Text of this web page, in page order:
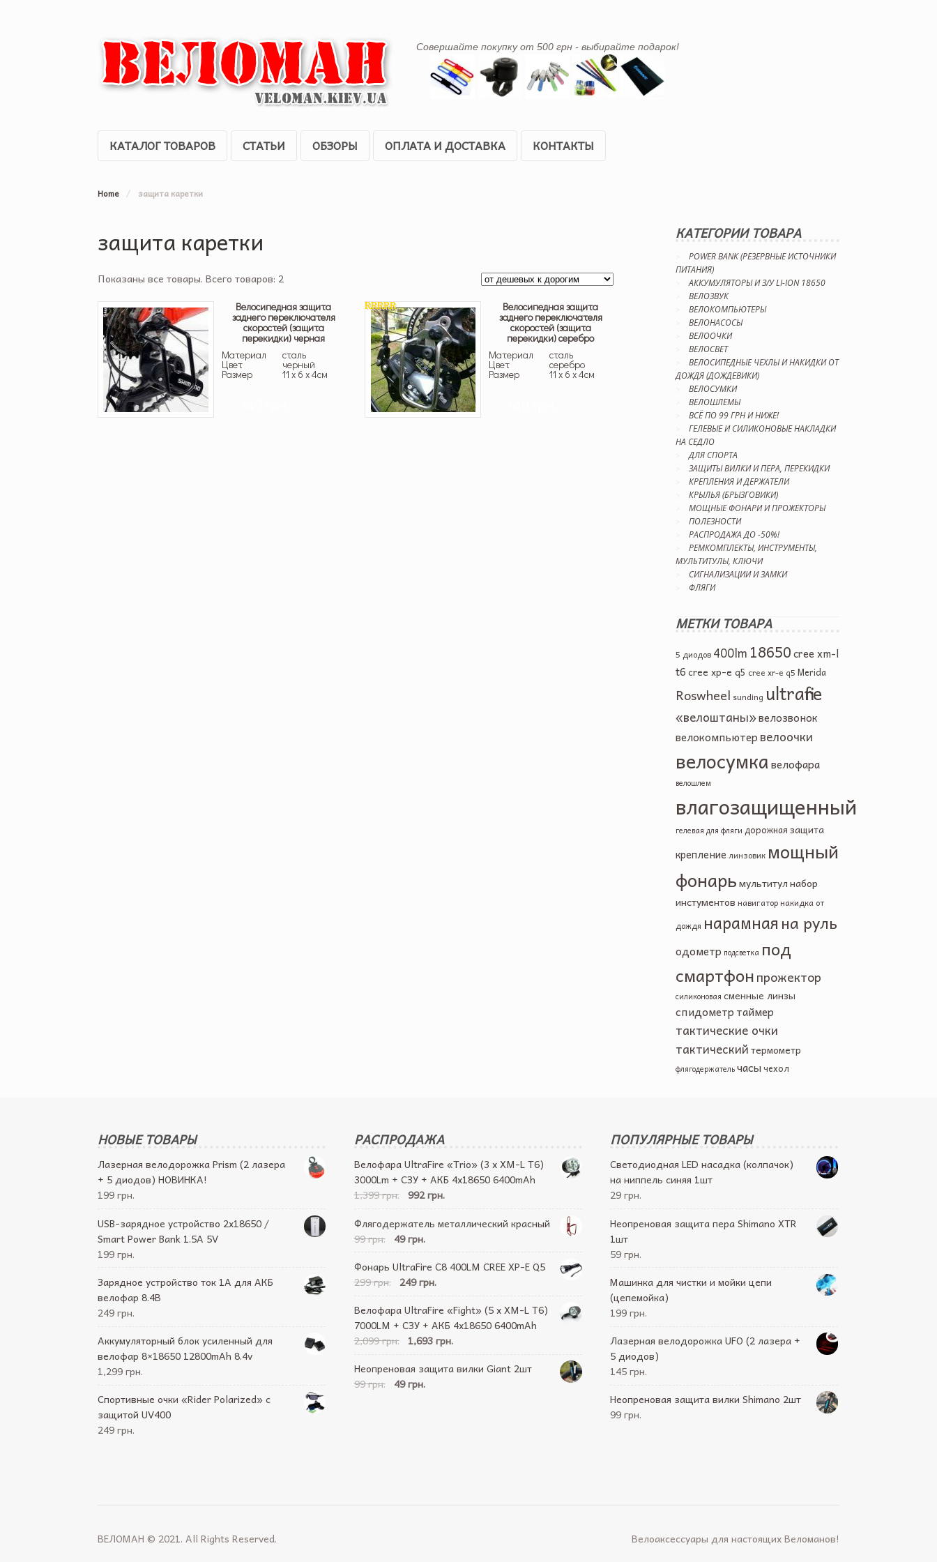
Совершайте покупку от 500 грн - выбирайте подарок!
КАТАЛОГ ТОВАРОВ СТАТЬИ ОБЗОРЫ ОПЛАТА И ДОСТАВКА КОНТАКТЫ
Home / защита каретки
защита каретки
Показаны все товары. Всего товаров: 2
Велосипедная защита
заднего переключателя
скоростей (защита
перекидки) черная
Материал
сталь
Цвет черный
Размер 11 х 6 х 4см
Велосипедная защита
заднего переключателя
скоростей (защита
перекидки) серебро
Материал
сталь
Цвет серебро
Размер 11 х 6 х 4см
5.00из 5
КАТЕГОРИИ ТОВАРА
POWER BANK (РЕЗЕРВНЫЕ ИСТОЧНИКИ
ПИТАНИЯ)
АККУМУЛЯТОРЫ И З/У LI-ION 18650
ВЕЛОЗВУК
ВЕЛОКОМПЬЮТЕРЫ
ВЕЛОНАСОСЫ
ВЕЛООЧКИ
ВЕЛОСВЕТ
ВЕЛОСИПЕДНЫЕ ЧЕХЛЫ И НАКИДКИ ОТ
ДОЖДЯ (ДОЖДЕВИКИ)
ВЕЛОСУМКИ
ВЕЛОШЛЕМЫ
ВСЁ ПО 99 ГРН И НИЖЕ!
ГЕЛЕВЫЕ И СИЛИКОНОВЫЕ НАКЛАДКИ
НА СЕДЛО
ДЛЯ СПОРТА
ЗАЩИТЫ ВИЛКИ И ПЕРА, ПЕРЕКИДКИ
КРЕПЛЕНИЯ И ДЕРЖАТЕЛИ
КРЫЛЬЯ (БРЫЗГОВИКИ)
МОЩНЫЕ ФОНАРИ И ПРОЖЕКТОРЫ
ПОЛЕЗНОСТИ
РАСПРОДАЖА ДО -50%!
РЕМКОМПЛЕКТЫ, ИНСТРУМЕНТЫ,
МУЛЬТИТУЛЫ, КЛЮЧИ
СИГНАЛИЗАЦИИ И ЗАМКИ
ФЛЯГИ
МЕТКИ ТОВАРА
5 диодов 400lm 18650cree xm-l
t6 cree xp-e q5 cree xr-e q5 Merida
Roswheel sunding ultrafire
«велоштаны»велозвонок
велокомпьютер велоочки
велосумкавелофара
велошлем
влагозащищенный
гелевая для фляги дорожная защита
крепление линзовик мощный
фонарьмультитулнабор
инстументов навигаторнакидка от
дождя нарамнаяна руль
одометр подсветка под
смартфонпрожектор
силиконовая сменные линзы
спидометр таймер
тактические очки
тактический термометр
флягодержательчасычехол
НОВЫЕ ТОВАРЫ
Лазерная велодорожка Prism (2 лазера
+ 5 диодов) НОВИНКА!
199 грн.
USB-зарядное устройство 2х18650 /
Smart Power Bank 1.5A 5V
199 грн.
Зарядное устройство ток 1А для АКБ
велофар 8.4В
249 грн.
Аккумуляторный блок усиленный для
велофар 8×18650 12800mAh 8.4v
1,299 грн.
Спортивные очки «Rider Polarized» с
защитой UV400
249 грн.
РАСПРОДАЖА
Велофара UltraFire «Trio» (3 x XM-L T6)
3000Lm + СЗУ + АКБ 4х18650 6400mAh
1,399 грн.
992 грн.
Флягодержатель металлический красный
99 грн.
49 грн.
Фонарь UltraFire C8 400LM CREE XP-E Q5
299 грн.
249 грн.
Велофара UltraFire «Fight» (5 x XM-L T6)
7000LM + СЗУ + АКБ 4х18650 6400mAh
2,099 грн.
1,693 грн.
Неопреновая защита вилки Giant 2шт
99 грн.
49 грн.
ПОПУЛЯРНЫЕ ТОВАРЫ
Светодиодная LED насадка (колпачок)
на ниппель синяя 1шт
29 грн.
Неопреновая защита пера Shimano XTR
1шт
59 грн.
Машинка для чистки и мойки цепи
(цепемойка)
199 грн.
Лазерная велодорожка UFO (2 лазера +
5 диодов)
145 грн.
Неопреновая защита вилки Shimano 2шт
99 грн.
ВЕЛОМАН © 2021. All Rights Reserved. Велоаксессуары для настоящих Веломанов!